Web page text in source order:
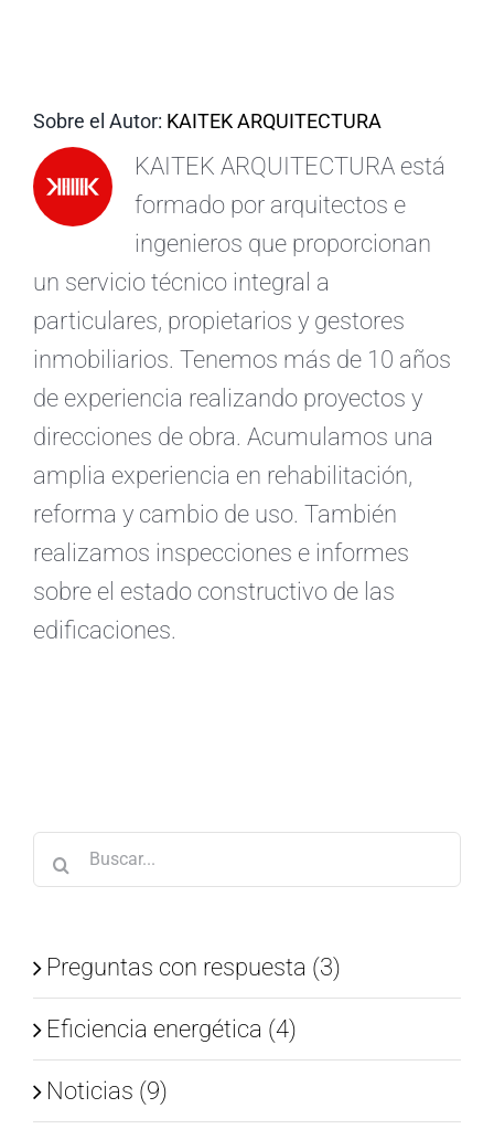
Sobre el Autor: KAITEK ARQUITECTURA
KAITEK ARQUITECTURA está
formado por arquitectos e
ingenieros que proporcionan
un servicio técnico integral a
particulares, propietarios y gestores
inmobiliarios. Tenemos más de 10 años
de experiencia realizando proyectos y
direcciones de obra. Acumulamos una
amplia experiencia en rehabilitación,
reforma y cambio de uso. También
realizamos inspecciones e informes
sobre el estado constructivo de las
edificaciones.
Buscar:
Preguntas con respuesta (3)
Eficiencia energética (4)
Noticias (9)